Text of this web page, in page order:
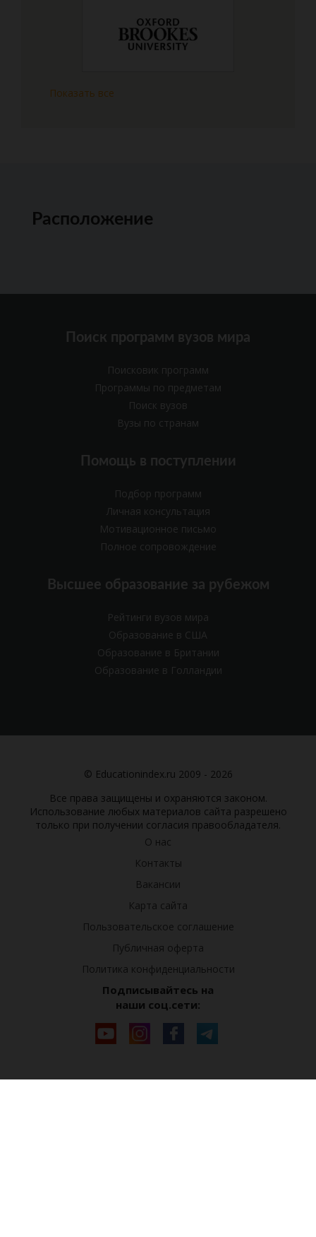
Показать все
Расположение
Поиск программ вузов мира
Поисковик программ
Программы по предметам
Поиск вузов
Вузы по странам
Помощь в поступлении
Подбор программ
Личная консультация
Мотивационное письмо
Полное сопровождение
Высшее образование за рубежом
Рейтинги вузов мира
Образование в США
Образование в Британии
Образование в Голландии
© Educationindex.ru 2009 - 2026
Все права защищены и охраняются законом.
Использование любых материалов сайта разрешено
только при получении согласия правообладателя.
О нас
Контакты
Вакансии
Карта сайта
Пользовательское соглашение
Публичная оферта
Политика конфиденциальности
Подписывайтесь на
наши соц.сети: